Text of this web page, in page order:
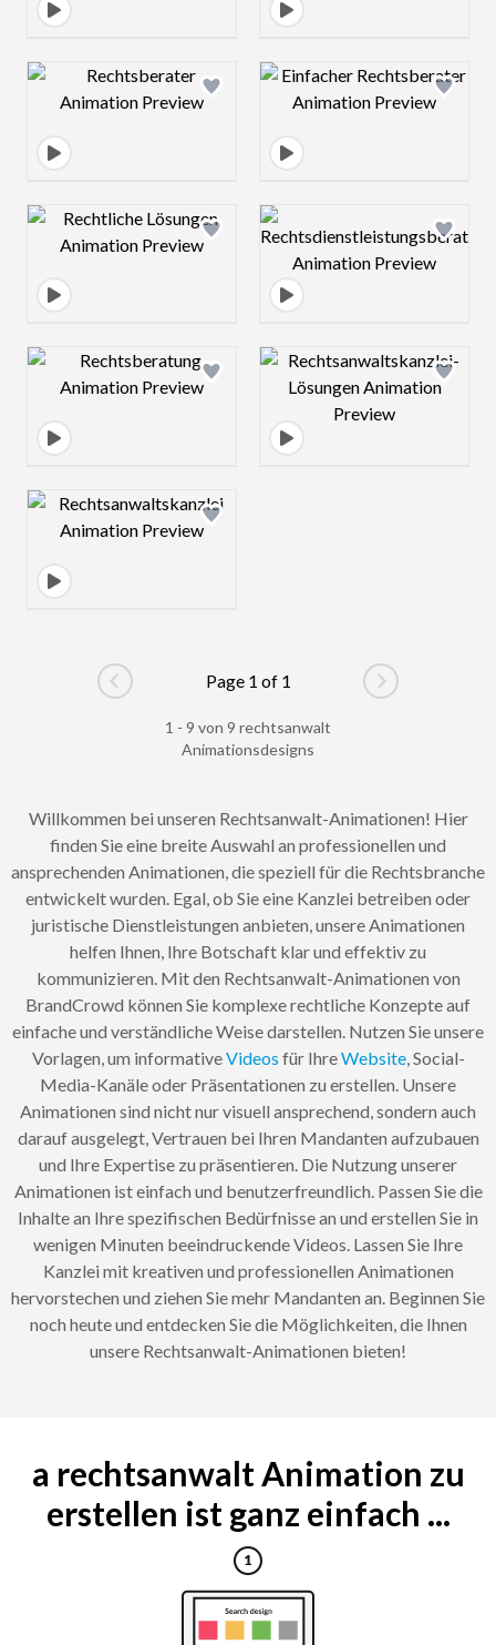
Design preview image Design preview
Design preview image
Design preview image Design preview
Design preview image
Go to previous page
Page 1 of 1
Go to next
1 - 9 von 9 rechtsanwalt
Animationsdesigns
Willkommen bei unseren Rechtsanwalt-Animationen! Hier
finden Sie eine breite Auswahl an professionellen und
ansprechenden Animationen, die speziell für die Rechtsbranche
entwickelt wurden. Egal, ob Sie eine Kanzlei betreiben oder
juristische Dienstleistungen anbieten, unsere Animationen
helfen Ihnen, Ihre Botschaft klar und effektiv zu
kommunizieren. Mit den Rechtsanwalt-Animationen von
BrandCrowd können Sie komplexe rechtliche Konzepte auf
einfache und verständliche Weise darstellen. Nutzen Sie unsere
Vorlagen, um informativeVideos für IhreWebsite, Social-
Media-Kanäle oder Präsentationen zu erstellen. Unsere
Animationen sind nicht nur visuell ansprechend, sondern auch
darauf ausgelegt, Vertrauen bei Ihren Mandanten aufzubauen
und Ihre Expertise zu präsentieren. Die Nutzung unserer
Animationen ist einfach und benutzerfreundlich. Passen Sie die
Inhalte an Ihre spezifischen Bedürfnisse an und erstellen Sie in
wenigen Minuten beeindruckende Videos. Lassen Sie Ihre
Kanzlei mit kreativen und professionellen Animationen
hervorstechen und ziehen Sie mehr Mandanten an. Beginnen Sie
noch heute und entdecken Sie die Möglichkeiten, die Ihnen
unsere Rechtsanwalt-Animationen bieten!
a rechtsanwalt Animation zu
erstellen ist ganz einfach ...